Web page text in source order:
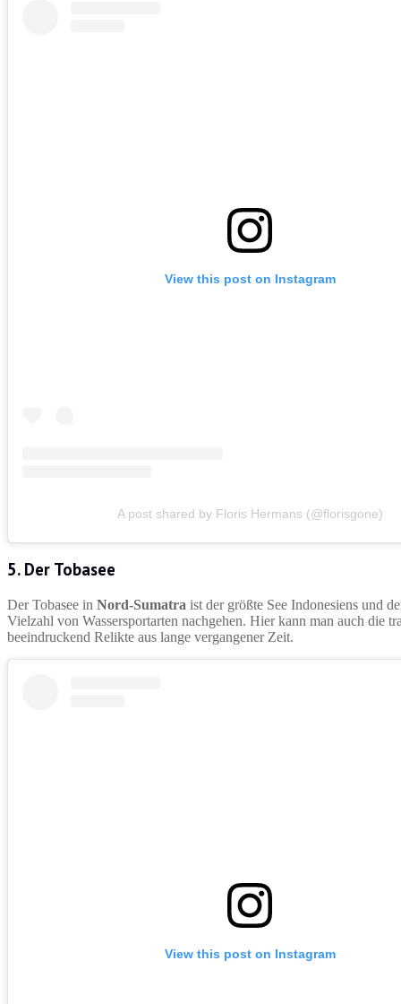
View this post on Instagram
A post shared by Floris Hermans (@florisgone)
5. Der Tobasee
Der Tobasee in Nord-Sumatra ist der größte See Indonesiens und
Vielzahl von Wassersportarten nachgehen. Hier kann man auch
beeindruckend Relikte aus lange vergangener Zeit.
View this post on Instagram